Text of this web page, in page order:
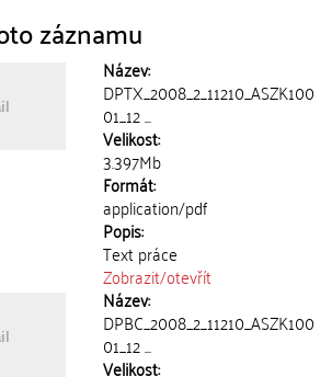
záznamu
Název:
DPTX_2008_2_11210_ASZK100
01_12 ...
Velikost:
3.397Mb
Formát:
application/pdf
Popis:
Text práce
Zobrazit/otevřít
Název:
DPBC_2008_2_11210_ASZK100
01_12 ...
Velikost: